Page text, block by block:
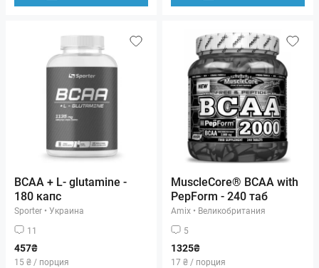
BCAA + L- glutamine -
180 капс
Sporter • Украина
11
457₴
15 ₴ / порция
MuscleCore® BCAA with
PepForm - 240 таб
Amix • Великобритания
5
1325₴
17 ₴ / порция